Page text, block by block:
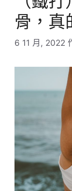
骨，真
6 11 月, 2022